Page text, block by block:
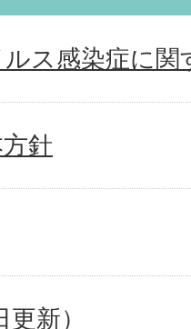
ス感染症に関
針
新）